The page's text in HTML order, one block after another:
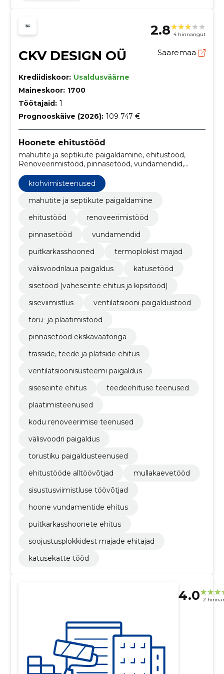
2.8 4 hinnangut
CKV DESIGN OÜ Saaremaa
Krediidiskoor: Usaldusväärne
Maineskoor: 1700
Töötajaid: 1
Prognooskäive (2026): 109 747 €
Hoonete ehitustööd
mahutite ja septikute paigaldamine, ehitustööd,
Renoveerimistööd, pinnasetööd, vundamendid,
puitkarkasshooned, termoplokist majad,
välisvoodrilaua paigaldus, katusetööd, Sisetööd
(vaheseinte ehitus ja kipsitööd)
krohvimisteenused
mahutite ja septikute paigaldamine
ehitustööd
renoveerimistööd
pinnasetööd
vundamendid
puitkarkasshooned
termoplokist majad
välisvoodrilaua paigaldus
katusetööd
sisetööd (vaheseinte ehitus ja kipsitööd)
siseviimistlus
ventilatsiooni paigaldustööd
toru- ja plaatimistööd
pinnasetööd ekskavaatoriga
trasside, teede ja platside ehitus
ventilatsioonisüsteemi paigaldus
siseseinte ehitus
teedeehituse teenused
plaatimisteenused
kodu renoveerimise teenused
välisvoodri paigaldus
torustiku paigaldusteenused
ehitustööde alltöövõtjad
mullakaevetööd
sisustusviimistluse töövõtjad
hoone vundamentide ehitus
puitkarkasshoonete ehitus
soojustusplokkidest majade ehitajad
katusekatte tööd
4.0 2